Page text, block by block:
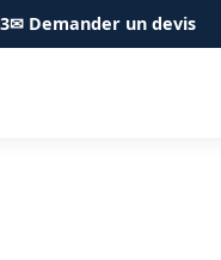
✉ Demander un devis